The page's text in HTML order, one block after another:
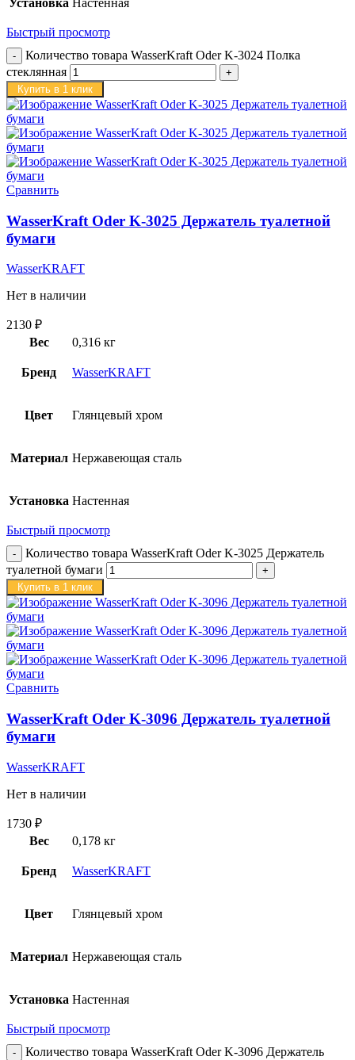
Установка Настенная
Быстрый просмотр
Количество товара WasserKraft Oder K-3024 Полка
стеклянная
Купить в 1 клик
Сравнить
WasserKraft Oder K-3025 Держатель туалетной
бумаги
WasserKRAFT
Нет в наличии
2130 ₽
Вес
0,316 кг
Бренд WasserKRAFT
Цвет Глянцевый хром
Материал Нержавеющая сталь
Установка Настенная
Быстрый просмотр
Количество товара WasserKraft Oder K-3025 Держатель
туалетной бумаги
Купить в 1 клик
Сравнить
WasserKraft Oder K-3096 Держатель туалетной
бумаги
WasserKRAFT
Нет в наличии
1730 ₽
Вес
0,178 кг
Бренд WasserKRAFT
Цвет Глянцевый хром
Материал Нержавеющая сталь
Установка Настенная
Быстрый просмотр
Количество товара WasserKraft Oder K-3096 Держатель